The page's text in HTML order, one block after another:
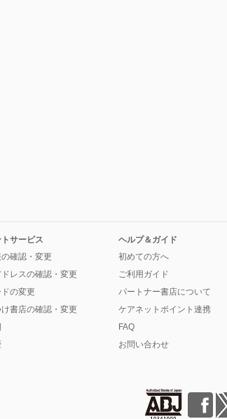
サービス
確認・変更
ドレスの確認・変更
の変更
書店の確認・変更
ヘルプ＆ガイド
初めての方へ
ご利用ガイド
パートナー書店について
ケアネットポイント連携
FAQ
お問い合わせ